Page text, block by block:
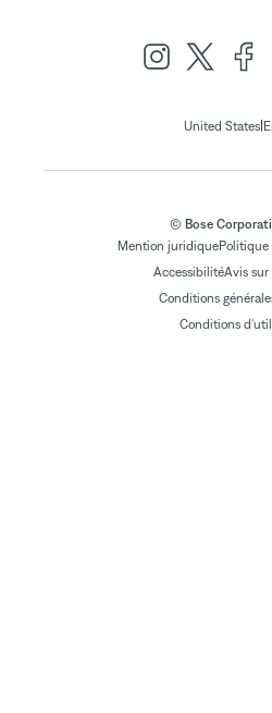
United States|
© Bose
Mention juridiquePolitique
AccessibilitéAvis sur
Conditions
Conditions